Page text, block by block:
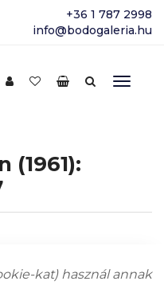
+36 1 787 2998
info@bodogaleria.hu
(1961):
kat) használ annak